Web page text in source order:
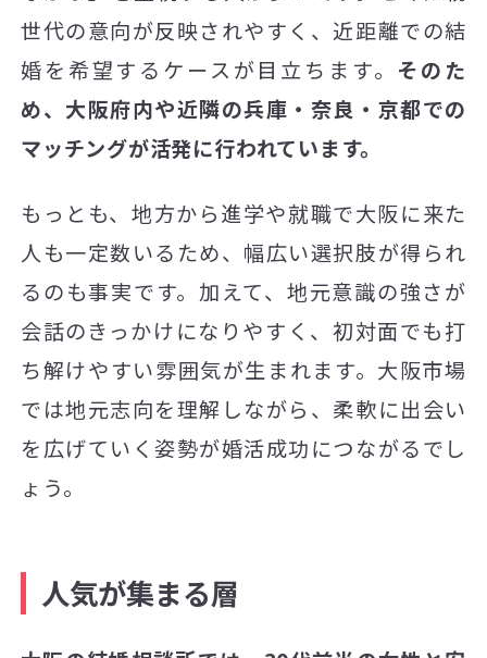
世代の意向が反映されやすく、近距離での結
婚を希望するケースが目立ちます。 そのた
め、大阪府内や近隣の兵庫・奈良・京都での
マッチングが活発に行われています。
もっとも、地方から進学や就職で大阪に来た
人も一定数いるため、幅広い選択肢が得られ
るのも事実です。加えて、地元意識の強さが
会話のきっかけになりやすく、初対面でも打
ち解けやすい雰囲気が生まれます。大阪市場
では地元志向を理解しながら、柔軟に出会い
を広げていく姿勢が婚活成功につながるでし
ょう。
人気が集まる層